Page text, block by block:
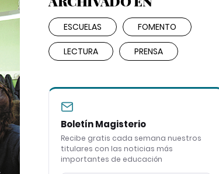
ESCUELAS FOMENTO
LECTURA PRENSA
Boletín Magisterio
Recibe gratis cada semana nuestros
titulares con las noticias más
importantes de educación